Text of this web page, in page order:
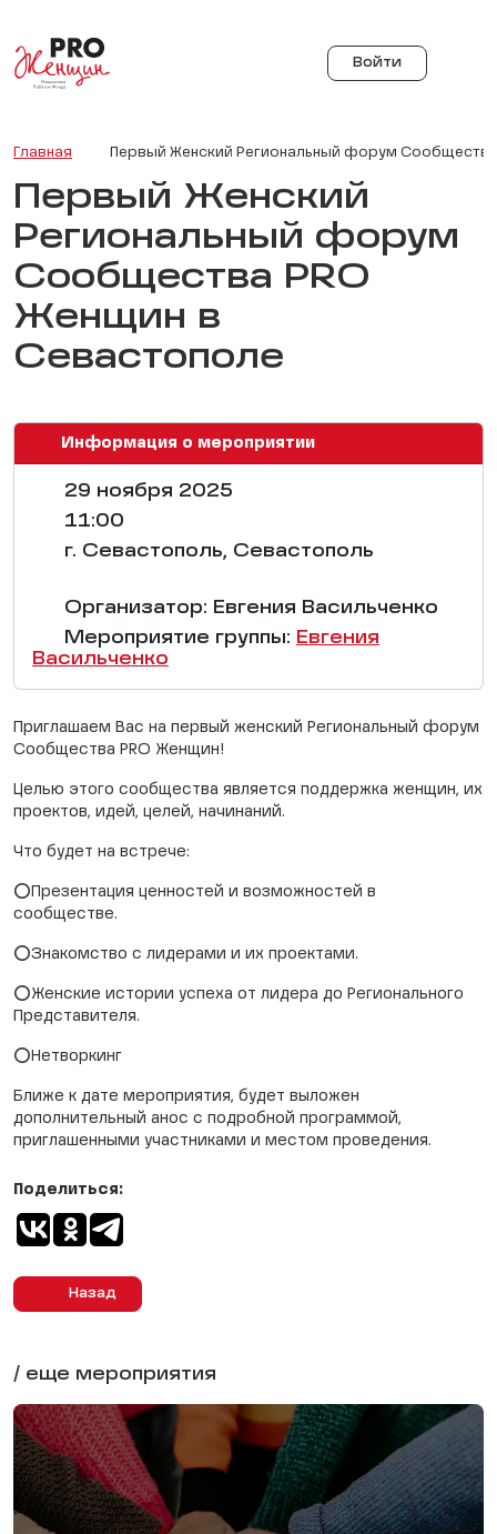
Войти
Главная Первый Женский Региональный форум
Первый Женский
Региональный форум
Сообщества PRO
Женщин в
Севастополе
Информация о мероприятии
29 ноября 2025
11:00
г. Севастополь, Севастополь
Организатор: Евгения Васильченко
Мероприятие группы: Евгения
Васильченко
Приглашаем Вас на первый женский Региональный форум
Сообщества PRO Женщин!
Целью этого сообщества является поддержка женщин, их
проектов, идей, целей, начинаний.
Что будет на встрече:
⭕Презентация ценностей и возможностей в
сообществе.
⭕Знакомство с лидерами и их проектами.
⭕Женские истории успеха от лидера до Регионального
Представителя.
⭕Нетворкинг
Ближе к дате мероприятия, будет выложен
дополнительный анос с подробной программой,
приглашенными участниками и местом проведения.
Назад
Поделиться:
/ еще мероприятия